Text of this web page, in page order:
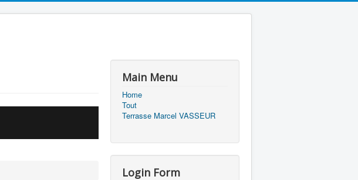
Main Menu
Home
Tout
Terrasse Marcel VASSEUR
Login Form